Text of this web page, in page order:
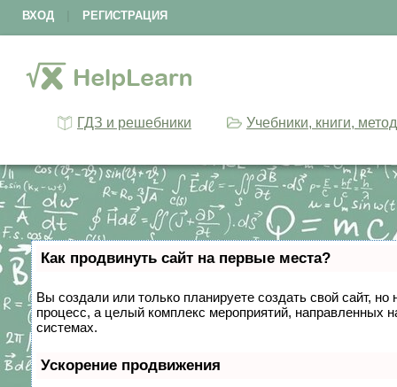
ВХОД РЕГИСТРАЦИЯ
ГДЗ и решебники Учебники, книги,
Как продвинуть сайт на первые места?
Вы создали или только планируете создать свой сайт,
процесс, а целый комплекс мероприятий, направленных
системах.
Ускорение продвижения